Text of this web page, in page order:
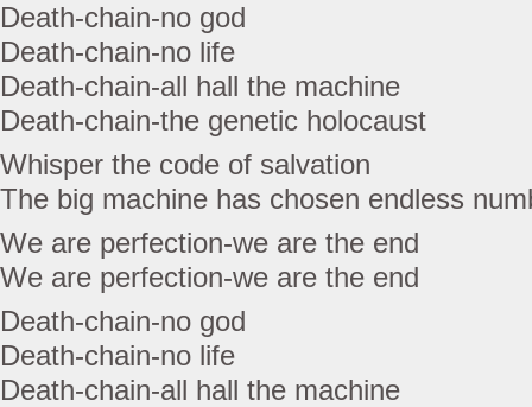
Death-chain-no god
Death-chain-no life
Death-chain-all hall the machine
Death-chain-the genetic holocaust
Whisper the code of salvation
The big machine has chosen endless
We are perfection-we are the end
We are perfection-we are the end
Death-chain-no god
Death-chain-no life
Death-chain-all hall the machine